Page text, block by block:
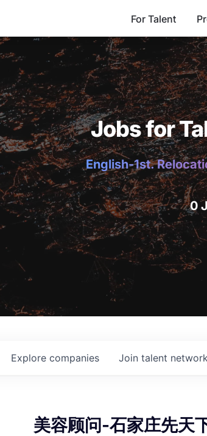
For Talent
Jobs for
English-1st.
0
Explore companies Join talent network
美容顾问-石家庄先天